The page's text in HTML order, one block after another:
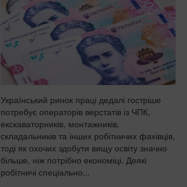
Український ринок праці дедалі гостріше
потребує операторів верстатів із ЧПК,
екскаваторників, монтажників,
складальників та інших робітничих фахівців,
тоді як охочих здобути вищу освіту значно
більше, ніж потрібно економіці. Деякі
робітничі спеціально...